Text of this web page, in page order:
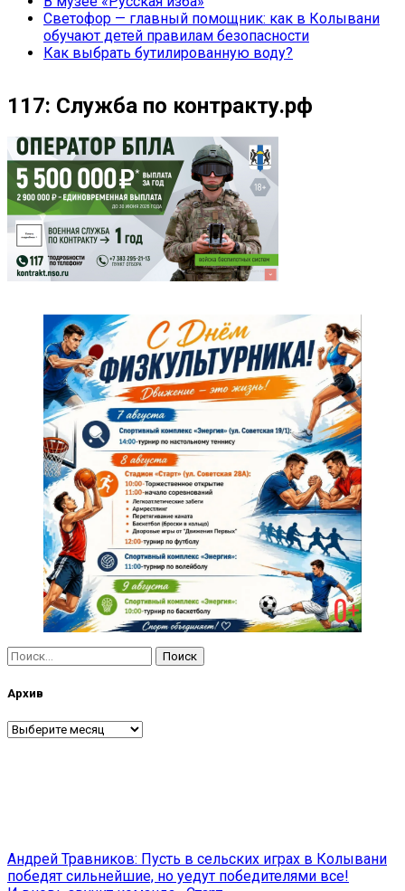
Светофор — главный помощник: как в Колывани
обучают детей правилам безопасности
Как выбрать бутилированную воду?
117: Служба по контракту.рф
Найти:
Архив
Архив
Навигация
Андрей Травников: Пусть в сельских играх в Колывани
победят сильнейшие, но уедут победителями все!